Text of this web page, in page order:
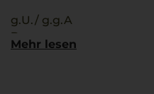
g.U./ g.g.A
Prosecco
Mehr lesen